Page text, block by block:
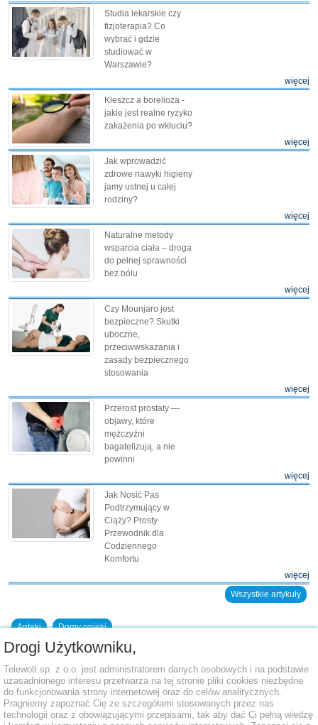
Studia lekarskie czy
fizjoterapia? Co
wybrać i gdzie
studiować w
Warszawie?
więcej
Kleszcz a borelioza -
jakie jest realne ryzyko
zakażenia po wkłuciu?
więcej
Jak wprowadzić
zdrowe nawyki higieny
jamy ustnej u całej
rodziny?
więcej
Naturalne metody
wsparcia ciała – droga
do pełnej sprawności
bez bólu
więcej
Czy Mounjaro jest
bezpieczne? Skutki
uboczne,
przeciwwskazania i
zasady bezpiecznego
stosowania
więcej
Przerost prostaty —
objawy, które
mężczyźni
bagatelizują, a nie
powinni
więcej
Jak Nosić Pas
Podtrzymujący w
Ciąży? Prosty
Przewodnik dla
Codziennego
Komfortu
więcej
Wszystkie artykuły
Apteki Domy opieki
Dodaj placówkę do bazy
Drogi Użytkowniku,
Telewolt sp. z o.o. jest administratorem danych osobowych i na podstawie
uzasadnionego interesu przetwarza na tej stronie pliki cookies niezbędne
do funkcjonowania strony internetowej oraz do celów analitycznych.
Pragniemy zapoznać Cię ze szczegółami stosowanych przez nas
technologii oraz z obowiązującymi przepisami, tak aby dać Ci pełną wiedzę